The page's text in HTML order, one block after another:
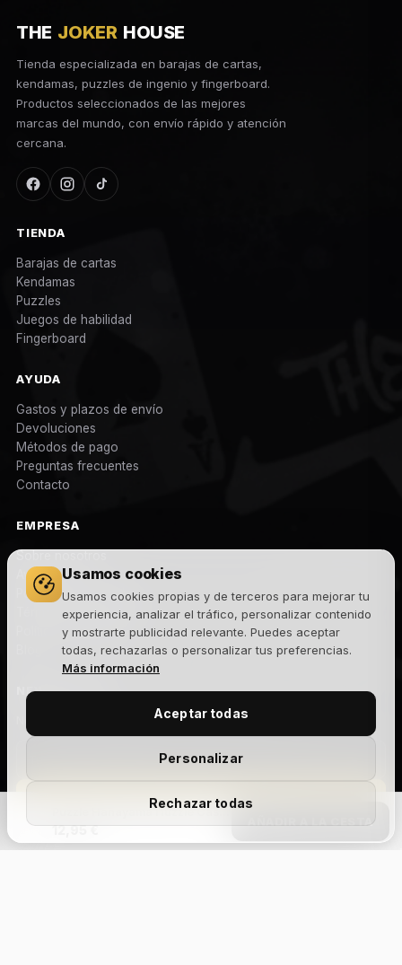
Usamos cookies
Usamos cookies propias y de terceros para mejorar tu
experiencia, analizar el tráfico, personalizar contenido
y mostrarte publicidad relevante. Puedes aceptar
todas, rechazarlas o personalizar tus preferencias.
Más información
Rechazar todas
Personalizar
Aceptar todas
Puzzle Hanayama Huzzle Cast Chain
12,95 €
AÑADIR A LA CESTA
THE JOKER HOUSE
Tienda especializada en barajas de cartas,
kendamas, puzzles de ingenio y fingerboard.
Productos seleccionados de las mejores
marcas del mundo, con envío rápido y atención
cercana.
TIENDA
Barajas de cartas
Kendamas
Puzzles
Juegos de habilidad
Fingerboard
AYUDA
Gastos y plazos de envío
Devoluciones
Métodos de pago
Preguntas frecuentes
Contacto
EMPRESA
Aviso legal
Política de privacidad
Términos y condiciones
Política de cookies
NEWSLETTER
Novedades, lanzamientos y ofertas exclusivas. Sin spam.
Suscribirme
comerciales.